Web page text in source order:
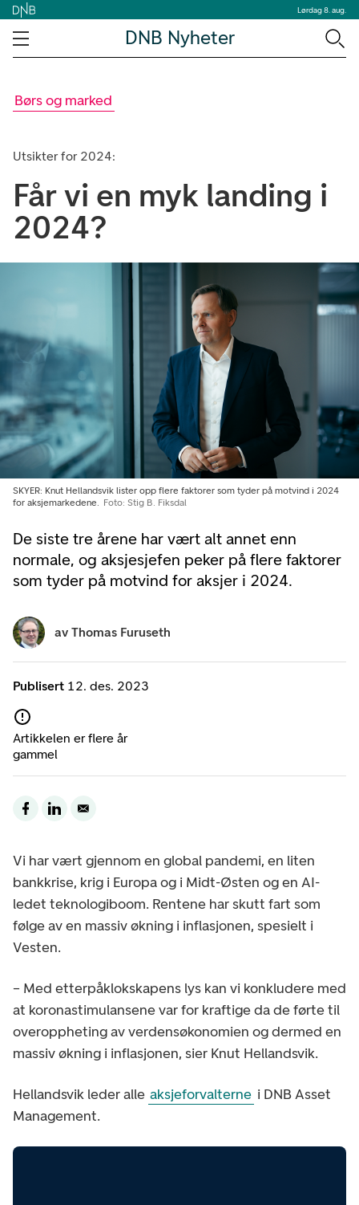
Lørdag 8. aug.
DNB Nyheter
Børs og marked
Utsikter for 2024:
Får vi en myk landing i
2024?
De siste tre årene har vært alt annet enn
normale, og aksjesjefen peker på flere faktorer
som tyder på motvind for aksjer i 2024.
SKYER: Knut Hellandsvik lister opp flere faktorer som tyder på motvind i 2024
for aksjemarkedene.
Foto: Stig B. Fiksdal
Publisert 12. des. 2023
Artikkelen er flere år
gammel
av Thomas Furuseth
Vi har vært gjennom en global pandemi, en liten
bankkrise, krig i Europa og i Midt-Østen og en AI-
ledet teknologiboom. Rentene har skutt fart som
følge av en massiv økning i inflasjonen, spesielt i
Vesten.
– Med etterpåklokskapens lys kan vi konkludere med
at koronastimulansene var for kraftige da de førte til
overoppheting av verdensøkonomien og dermed en
massiv økning i inflasjonen, sier Knut Hellandsvik.
Hellandsvik leder alle aksjeforvalterne i DNB Asset
Management.